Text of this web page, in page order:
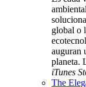
global o
auguran
planeta.
iTunes
The